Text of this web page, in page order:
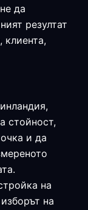
да
резултат
клиента,
стойност,
и да
на
на